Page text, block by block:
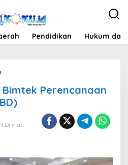
Pendidikan Hukum
Gelar
Bimtek
Perencanaan
Data
Bimtek Perencanaan
Dilihat